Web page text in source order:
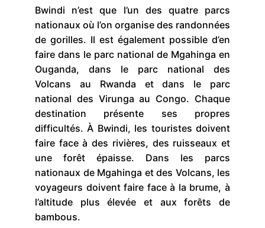
Bwindi n’est que l’un des quatre parcs
nationaux où l’on organise des randonnées
de gorilles. Il est également possible d’en
faire dans le parc national de Mgahinga en
Ouganda, dans le parc national des
Volcans au Rwanda et dans le parc
national des Virunga au Congo. Chaque
destination présente ses propres
difficultés. À Bwindi, les touristes doivent
faire face à des rivières, des ruisseaux et
une forêt épaisse. Dans les parcs
nationaux de Mgahinga et des Volcans, les
voyageurs doivent faire face à la brume, à
l’altitude plus élevée et aux forêts de
bambous.